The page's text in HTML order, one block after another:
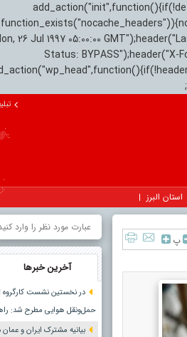
26 Jul 1997 05:00:00
Status: BYPASS");header("X-
استان البرز
پ
آخرین خبرها
در نخستین نشست کارگروه
حمل‌ونقل هوایی مطرح شد:
بیانیه مشترک ایران و عمان